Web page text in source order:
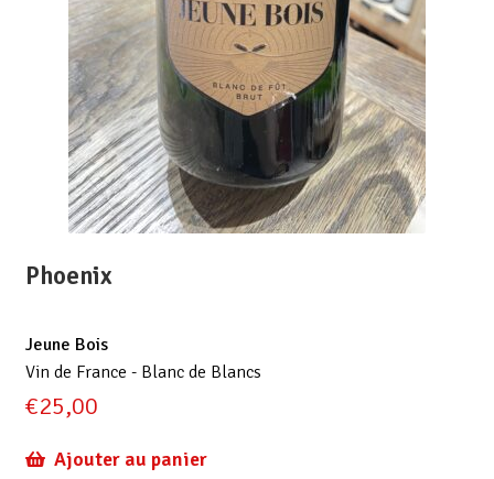
Phoenix
Jeune Bois
Vin de France - Blanc de Blancs
€25,00
Ajouter au panier